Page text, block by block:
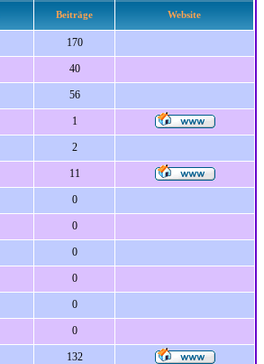
Beiträge Website
170
40
56
1
2
11
0
0
0
0
0
0
132